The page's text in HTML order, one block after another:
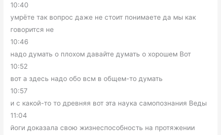
10:40
умрёте так вопрос даже не стоит понимаете да мы как
говорится не
10:46
надо думать о плохом давайте думать о хорошем Вот
10:52
вот а здесь надо обо всм в общем-то думать
10:57
и с какой-то то древняя вот эта наука самопознания Веды
11:04
йоги доказала свою жизнеспособность на протяжении